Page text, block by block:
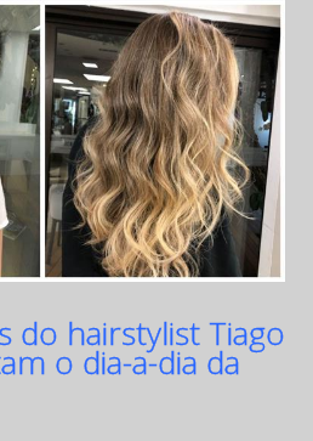
do hairstylist Tiago
o dia-a-dia da